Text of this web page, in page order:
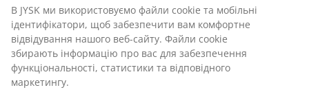
кожного. Для дитячих кімнат, як для хлопчика, так і для
дівчинки, є безпечні та зручні односпальні або двоярусні
ліжка, що економлять простір, а розкладна кушетка
дозволяє облаштувати гостьове місце або дитяче місце "на
виріст".
Ми пропонуємо:
В JYSK ми використовуємо файли cookie та мобільні
ідентифікатори, щоб забезпечити вам комфортне
відвідування нашого веб-сайту. Файли cookie
збирають інформацію про вас для забезпечення
функціональності, статистики та відповідного
маркетингу.